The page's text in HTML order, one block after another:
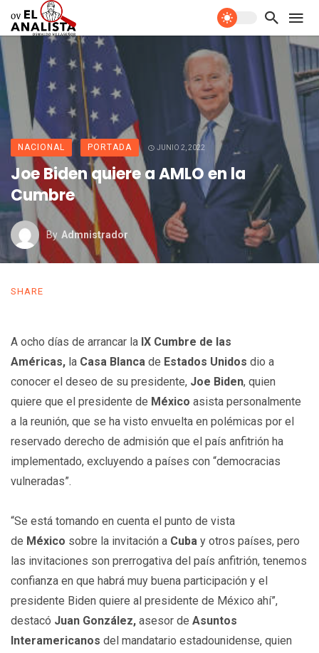
NACIONAL PORTADA JUNIO 2, 2022
Joe Biden quiere a AMLO en la
Cumbre
By Admnistrador
SHARE
A ocho días de arrancar la IX Cumbre de las
Américas, la Casa Blanca de Estados Unidos dio a
conocer el deseo de su presidente, Joe Biden, quien
quiere que el presidente de México asista personalmente
a la reunión, que se ha visto envuelta en polémicas por el
reservado derecho de admisión que el país anfitrión ha
implementado, excluyendo a países con “democracias
vulneradas”.
“Se está tomando en cuenta el punto de vista
de México sobre la invitación a Cuba y otros países, pero
las invitaciones son prerrogativa del país anfitrión, tenemos
confianza en que habrá muy buena participación y el
presidente Biden quiere al presidente de México ahí”,
destacó Juan González, asesor de Asuntos
Interamericanos del mandatario estadounidense, quien